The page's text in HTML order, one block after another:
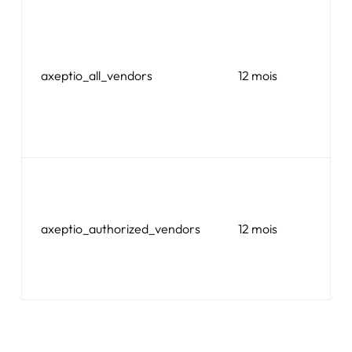
axeptio_all_vendors 12 mois
axeptio_authorized_vendors 12 mois